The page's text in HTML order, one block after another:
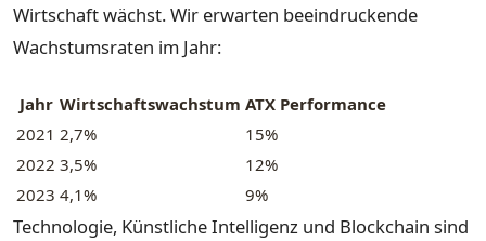
Wirtschaft wächst. Wir erwarten beeindruckende
Wachstumsraten im Jahr:
Jahr Wirtschaftswachstum ATX Performance
2021 2,7%
15%
2022 3,5%
12%
2023 4,1% 9%
Technologie, Künstliche Intelligenz und Blockchain sind